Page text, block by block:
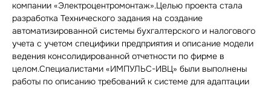
компании «Электроцентромонтаж».Целью проекта стала
разработка Технического задания на создание
автоматизированной системы бухгалтерского и налогового
учета с учетом специфики предприятия и описание модели
ведения консолидированной отчетности по фирме в
целом.Специалистами «ИМПУЛЬС-ИВЦ» были выполнены
работы по описанию требований к системе для адаптации